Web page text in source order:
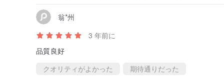
翁*州
3 年前に
品質良好
クオリティがよかった
期待通りだった